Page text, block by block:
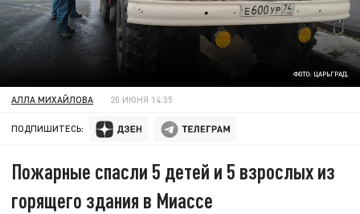
ФОТО: ЦАРЬГРАД.
АЛЛА МИХАЙЛОВА 20 ИЮНЯ 14:35
ПОДПИШИТЕСЬ:
Пожарные спасли 5 детей и 5 взрослых из
горящего здания в Миассе